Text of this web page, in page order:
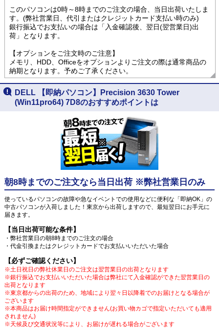
このパソコンは0時～8時までのご注文の場合、当日出荷いたしま
す。(弊社営業日、代引またはクレジットカード支払い時のみ)
銀行振込でお支払いの場合は「入金確認後、翌日(翌営業日)出
荷」となります。
【オプションをご注文時のご注意】
メモリ、HDD、Officeをオプションよりご注文の際は通常商品の
納期となります。予めご了承ください。
DELL 【即納パソコン】Precision 3630 Tower
(Win11pro64) 7D8のおすすめポイントは
朝8時までのご注文なら当日出荷 ※弊社営業日のみ
使っているパソコンの故障や急なイベントでの使用などに便利な「即納OK」の
中古パソコンが入荷しました！東京から出荷しますので、最短翌日にお手元に
届きます。
【当日出荷可能な条件】
・弊社営業日の朝8時までのご注文の場合
・代金引換またはクレジットカードでお支払いいただいた場合
【必ずご確認ください】
※土日祝日の弊社休業日のご注文は翌営業日の出荷となります
※銀行振込でお支払いいただいた場合は弊社にて入金確認ができた翌営業日の
出荷となります
※東京都からの出荷のため、地域により翌々日以降着でのお届けとなる場合が
ございます
※本商品はお届け時間指定ができません(お買い物カゴで指定いただいても適用
されません)
※天候及び交通状況等により、お届けが遅れる場合がございます